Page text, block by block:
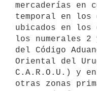
mercaderías en
temporal en los
ubicados en los
los numerales
del Código
Oriental del
C.A.R.O.U.) y
otras zonas